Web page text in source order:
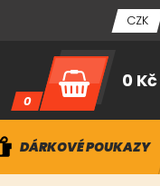
CZK
0
0 Kč
DÁRKOVÉ POUKAZY